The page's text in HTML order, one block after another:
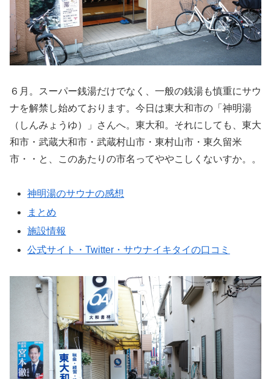
６月。スーパー銭湯だけでなく、一般の銭湯も慎重にサウ
ナを解禁し始めております。今日は東大和市の「神明湯
（しんみょうゆ）」さんへ。東大和。それにしても、東大
和市・武蔵大和市・武蔵村山市・東村山市・東久留米
市・・と、このあたりの市名ってややこしくないすか。。
神明湯のサウナの感想
まとめ
施設情報
公式サイト・Twitter・サウナイキタイの口コミ